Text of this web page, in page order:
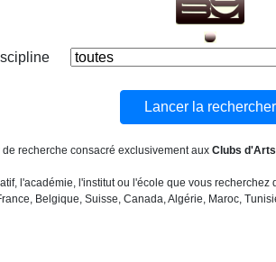
de recherche consacré exclusivement aux Clubs
l'académie, l'institut ou l'école que vous
Belgique, Suisse, Canada, Algérie, Maroc,